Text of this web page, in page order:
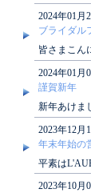
日も開催し
2024年01月
ブライダル
皆さまこん
の土日も
2024年01月
謹賀新年
新年あけま
深く感謝
2023年12月
年末年始の
平素は
始休業期
2023年10月